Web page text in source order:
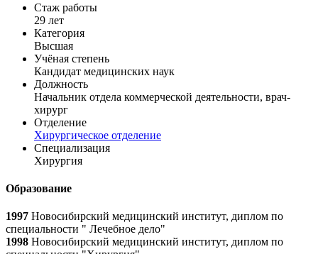
Стаж работы
29 лет
Категория
Высшая
Учёная степень
Кандидат медицинских наук
Должность
Начальник отдела коммерческой деятельности, врач-
хирург
Отделение
Хирургическое отделение
Специализация
Хирургия
Образование
1997 Новосибирский медицинский институт, диплом по
специальности " Лечебное дело"
1998 Новосибирский медицинский институт, диплом по